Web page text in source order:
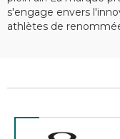
s'engage envers
athlètes de